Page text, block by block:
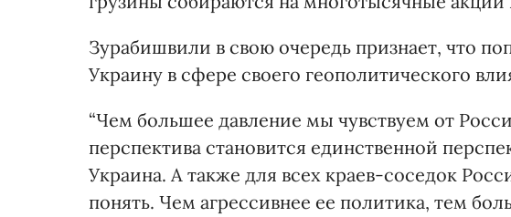
Зурабишвили в свою очередь признает, что
Украину в сфере своего геополитического
“Чем большее давление мы чувствуем от
перспектива становится единственной
Украина. А также для всех краев-соседок
понять. Чем агрессивнее ее политика, тем